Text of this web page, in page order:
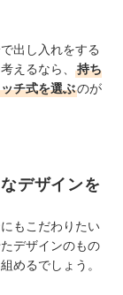
出し入れをする
えるなら、
持ち
チ式を選ぶのが
デザインを
もこだわりたい
デザインのもの
めるでしょう。